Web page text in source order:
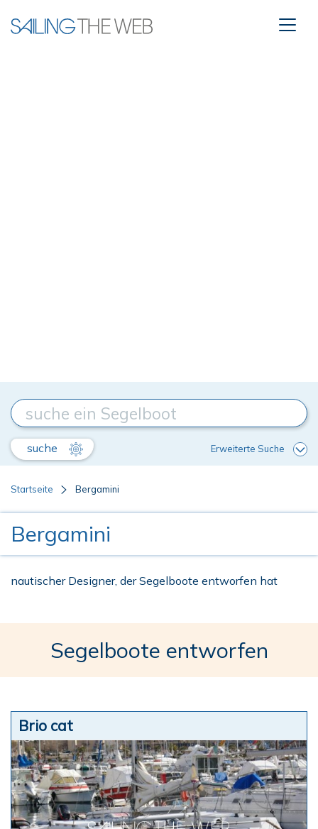
suche Erweiterte Suche
Startseite Bergamini
Bergamini
nautischer Designer, der Segelboote entworfen hat
Segelboote entworfen
Brio cat